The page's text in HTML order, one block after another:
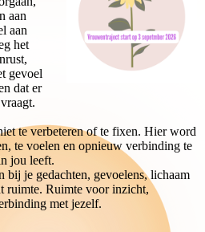
aan
aan
het
gevoel
dat er
te verbeteren of te fixen. Hier word
te voelen en opnieuw verbinding te
jou leeft.
bij je gedachten, gevoelens, lichaam
ruimte. Ruimte voor inzicht,
met jezelf.